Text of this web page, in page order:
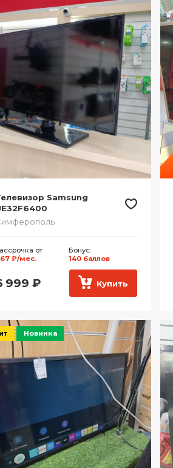
Samsung
от
₽/мес.
Бонус:
140 баллов
999 ₽ Купить
Новинка